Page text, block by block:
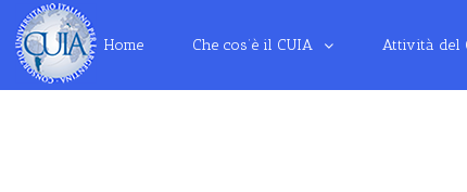
Home Che cos’è il CUIA Attività del